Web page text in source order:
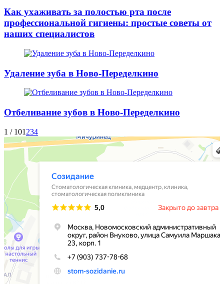
Как ухаживать за полостью рта после
профессиональной гигиены: простые советы от
наших специалистов
Удаление зуба в Ново-Переделкино
Отбеливание зубов в Ново-Переделкино
1 / 101 234